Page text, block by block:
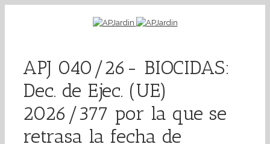
APJ 040/26- BIOCIDAS:
Dec. de Ejec. (UE)
2026/377 por la que se
retrasa la fecha de